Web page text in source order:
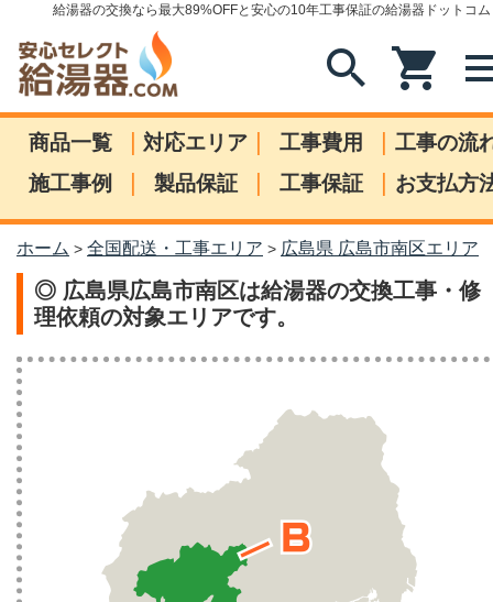
給湯器の交換なら最大89%OFFと安心の10年工事保証の給湯器ドットコム
search shopping_cart
商品一覧 | 対応エリア | 工事費用 | 工事の流
施工事例
| 製品保証 | 工事保証 | お支払方
ホーム > 全国配送・工事エリア > 広島県 広島市南区エリア
◎ 広島県広島市南区は給湯器の交換工事・修
理依頼の対象エリアです。